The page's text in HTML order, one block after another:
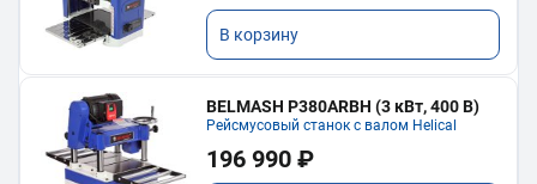
В корзину
BELMASH P380ARBH (3 кВт, 400 В)
Рейсмусовый станок с валом Helical
196 990 ₽